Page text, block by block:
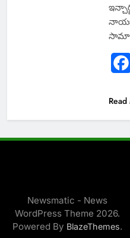
Newsmatic - News
WordPress Theme 2026.
Powered By BlazeThemes.